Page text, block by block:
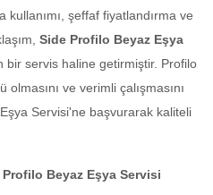
şeffaf fiyatlandırma ve
Side Profilo Beyaz Eşya
bir servis haline getirmiştir. Profilo
olmasını ve verimli çalışmasını
Servisi'ne başvurarak kaliteli
Beyaz Eşya Servisi